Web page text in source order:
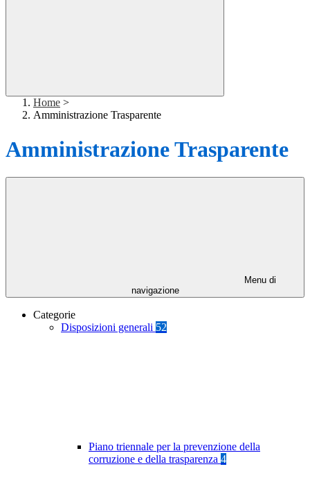
Home >
Amministrazione Trasparente
Amministrazione Trasparente
Menu di
navigazione
Categorie
Disposizioni generali 52
Piano triennale per la prevenzione della
corruzione e della trasparenza 4